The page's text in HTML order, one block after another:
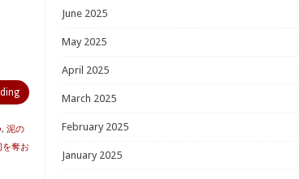
, 泥の
を奪お
June 2025
May 2025
April 2025
March 2025
February 2025
January 2025